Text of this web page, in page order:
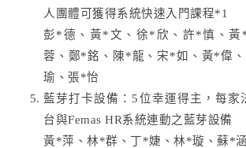
人團體可獲得系統快速入門課程*1
彭*德、黃*文、徐*欣、許*慎、
蓉、鄭*銘、陳*龍、宋*如、黃*偉
瑜、張*怡
藍芽打卡設備：5位幸運得主，每家
台與Femas HR系統連動之藍芽設備
黃*萍、林*群、丁*婕、林*璇、蘇*涵